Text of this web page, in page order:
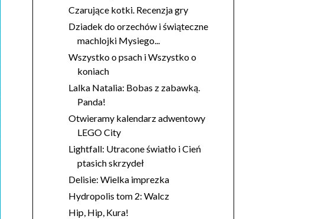
Czarujące kotki. Recenzja gry
Dziadek do orzechów i świąteczne
machlojki Mysiego...
Wszystko o psach i Wszystko o
koniach
Lalka Natalia: Bobas z zabawką.
Panda!
Otwieramy kalendarz adwentowy
LEGO City
Lightfall: Utracone światło i Cień
ptasich skrzydeł
Delisie: Wielka imprezka
Hydropolis tom 2: Walcz
Hip, Hip, Kura!